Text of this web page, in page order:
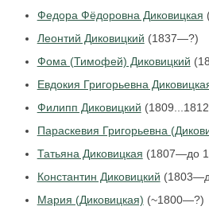
Федора Фёдоровна Диковицкая
Леонтий Диковицкий (1837—?)
Фома (Тимофей) Диковицкий
Евдокия Григорьевна
Филипп Диковицкий
Параскевия Григорьевна
Татьяна Диковицкая (1807—до
Константин Диковицкий
Мария (Диковицкая) (~1800—?)